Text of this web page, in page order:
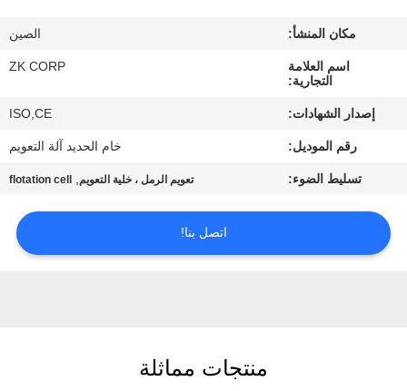
جولة
المعمل
رقابة
جودة
مكان المنشأ: الصين
اسم العلامة
التجارية:
ZK CORP
إصدار الشهادات: ISO,CE
رقم الموديل: خام الحديد آلة التعويم
تسليط الضوء: تعويم الرمل ، خلية التعويم,
flotation cell
اتصل بنا!
منتجات مماثلة